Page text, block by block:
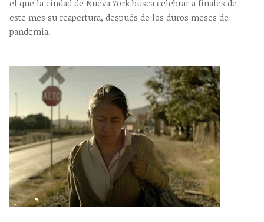
el que la ciudad de Nueva York busca celebrar a finales de
este mes su reapertura, después de los duros meses de
pandemia.